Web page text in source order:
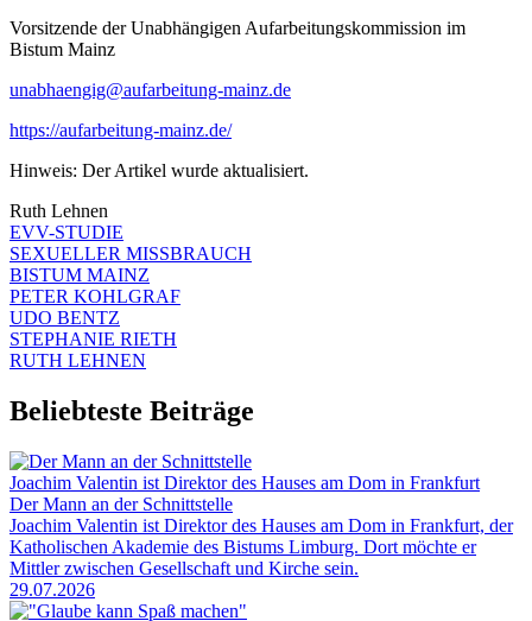
Vorsitzende der Unabhängigen Aufarbeitungskommission im
Bistum Mainz
unabhaengig@aufarbeitung-mainz.de
https://aufarbeitung-mainz.de/
Hinweis: Der Artikel wurde aktualisiert.
Ruth Lehnen
EVV-STUDIE
SEXUELLER MISSBRAUCH
BISTUM MAINZ
PETER KOHLGRAF
UDO BENTZ
STEPHANIE RIETH
RUTH LEHNEN
Beliebteste Beiträge
Joachim Valentin ist Direktor des Hauses am Dom in Frankfurt
Der Mann an der Schnittstelle
Joachim Valentin ist Direktor des Hauses am Dom in Frankfurt, der
Katholischen Akademie des Bistums Limburg. Dort möchte er
Mittler zwischen Gesellschaft und Kirche sein.
29.07.2026